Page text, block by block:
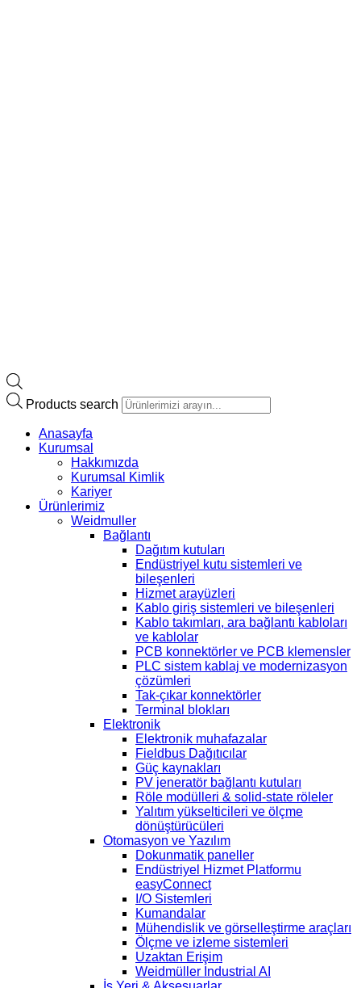
Products search
Anasayfa
Kurumsal
Hakkımızda
Kurumsal Kimlik
Kariyer
Ürünlerimiz
Weidmuller
Bağlantı
Dağıtım kutuları
Endüstriyel kutu sistemleri ve
bileşenleri
Hizmet arayüzleri
Kablo giriş sistemleri ve bileşenleri
Kablo takımları, ara bağlantı kabloları
ve kablolar
PCB konnektörler ve PCB klemensler
PLC sistem kablaj ve modernizasyon
çözümleri
Tak-çıkar konnektörler
Terminal blokları
Elektronik
Elektronik muhafazalar
Fieldbus Dağıtıcılar
Güç kaynakları
PV jeneratör bağlantı kutuları
Röle modülleri & solid-state röleler
Yalıtım yükselticileri ve ölçme
dönüştürücüleri
Otomasyon ve Yazılım
Dokunmatik paneller
Endüstriyel Hizmet Platformu
easyConnect
I/O Sistemleri
Kumandalar
Mühendislik ve görselleştirme araçları
Ölçme ve izleme sistemleri
Uzaktan Erişim
Weidmüller Industrial AI